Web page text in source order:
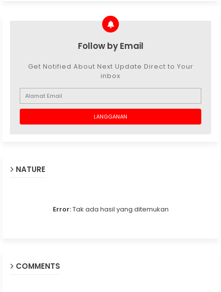
Follow by Email
Get Notified About Next Update Direct to Your
inbox
NATURE
Error:Tak ada hasil yang ditemukan
COMMENTS